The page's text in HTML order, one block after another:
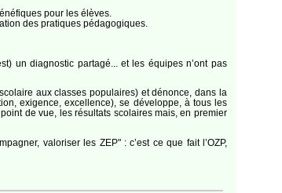
pour les élèves.
des pratiques pédagogiques.
un diagnostic partagé... et les équipes n’ont pas
aux classes populaires) et dénonce, dans la
exigence, excellence), se développe, à tous les
de vue, les résultats scolaires mais, en premier
valoriser les ZEP" : c’est ce que fait l’OZP,